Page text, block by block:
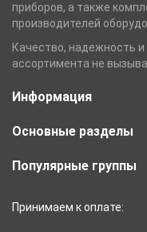
приборов, а также
производителей
Качество, надежность
ассортимента не
Информация
Основные разделы
Популярные группы
Принимаем к оплате: